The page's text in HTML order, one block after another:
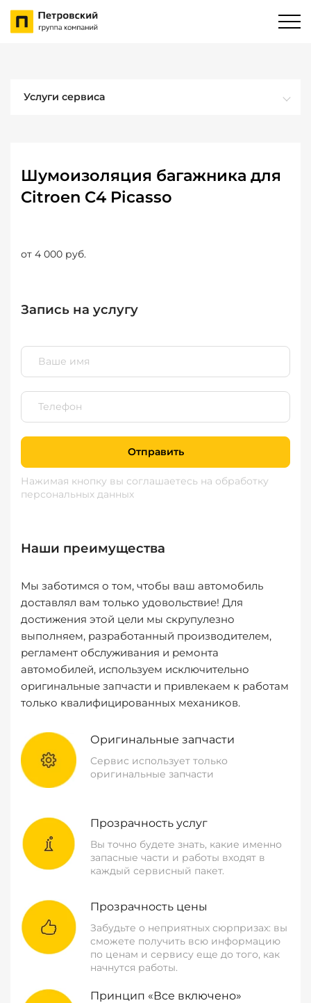
Услуги сервиса
Шумоизоляция багажника для
Citroen C4 Picasso
от 4 000 руб.
Запись на услугу
Отправить
Нажимая кнопку вы соглашаетесь на обработку
персональных данных
Наши преимущества
Мы заботимся о том, чтобы ваш автомобиль
доставлял вам только удовольствие! Для
достижения этой цели мы скрупулезно
выполняем, разработанный производителем,
регламент обслуживания и ремонта
автомобилей, используем исключительно
оригинальные запчасти и привлекаем к работам
только квалифицированных механиков.
Оригинальные запчасти
Сервис использует только
оригинальные запчасти
Прозрачность услуг
Вы точно будете знать, какие именно
запасные части и работы входят в
каждый сервисный пакет.
Прозрачность цены
Забудьте о неприятных сюрпризах: вы
сможете получить всю информацию
по ценам и сервису еще до того, как
начнутся работы.
Принцип «Все включено»